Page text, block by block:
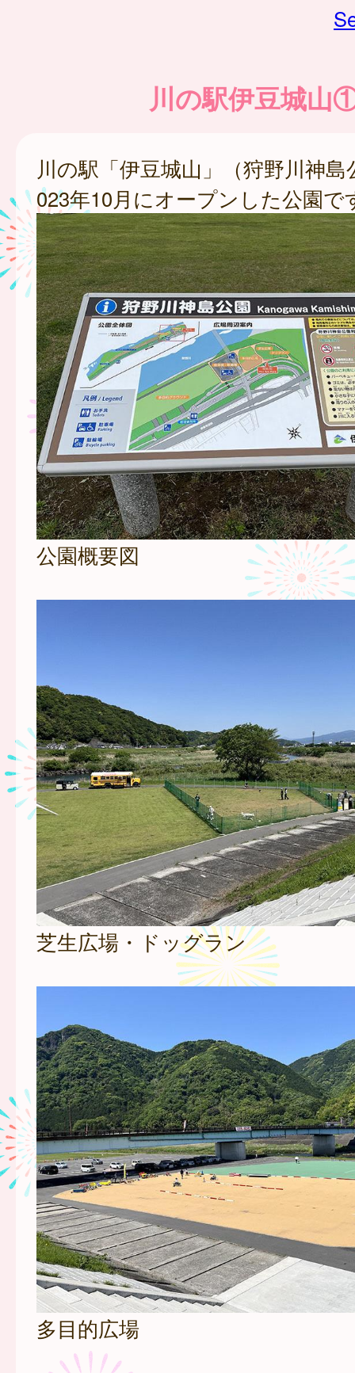
川の駅伊豆城山
川の駅「伊豆城山」（狩野川神島
023年10月にオープンした公園で
公園概要図
芝生広場・ドッグラン
多目的広場